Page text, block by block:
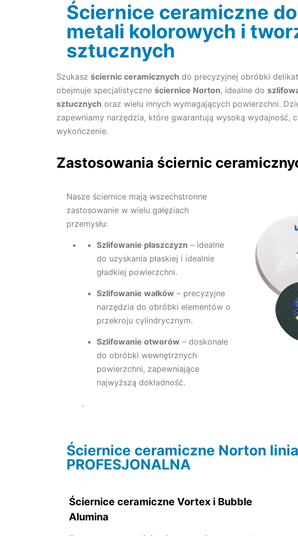
Ściernice ceramiczne
metali kolorowych i
sztucznych
Szukasz ściernic ceramicznych do precyzyjnej obróbki
obejmuje specjalistyczne ściernice Norton, idealne do
sztucznych oraz wielu innych wymagających powierzchni.
zapewniamy narzędzia, które gwarantują wysoką wydajność,
wykończenie.
Zastosowania ściernic
Nasze ściernice mają wszechstronne
zastosowanie w wielu gałęziach
przemysłu:
Szlifowanie płaszczyzn – idealne
do uzyskania płaskiej i idealnie
gładkiej powierzchni.
Szlifowanie wałków – precyzyjne
narzędzia do obróbki elementów o
przekroju cylindrycznym.
Szlifowanie otworów – doskonałe
do obróbki wewnętrznych
powierzchni, zapewniające
najwyższą dokładność.
.
Ściernice ceramiczne Norton linia
PROFESJONALNA
Ściernice ceramiczne Vortex i Bubble
Alumina